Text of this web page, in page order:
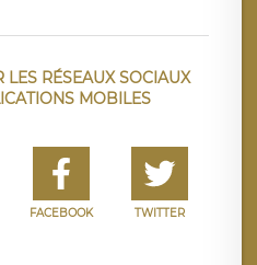
LES RÉSEAUX SOCIAUX
MOBILES
FACEBOOK TWITTER